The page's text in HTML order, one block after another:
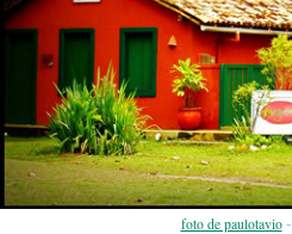
foto de paulotavio-